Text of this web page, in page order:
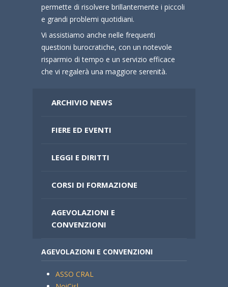
permette di risolvere brillantemente i piccoli
e grandi problemi quotidiani.
Vi assistiamo anche nelle frequenti
questioni burocratiche, con un notevole
risparmio di tempo e un servizio efficace
che vi regalerà una maggiore serenità.
ARCHIVIO NEWS
FIERE ED EVENTI
LEGGI E DIRITTI
CORSI DI FORMAZIONE
AGEVOLAZIONI E
CONVENZIONI
AGEVOLAZIONI E CONVENZIONI
ASSO CRAL